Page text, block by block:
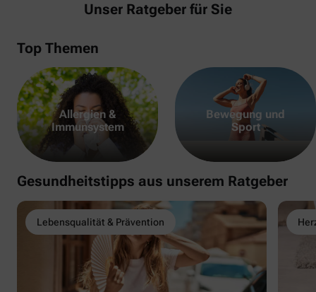
Unser Ratgeber für Sie
Top Themen
Allergien &
Immunsystem
Bewegung und
Sport
Gesundheitstipps aus unserem Ratgeber
Lebensqualität & Prävention